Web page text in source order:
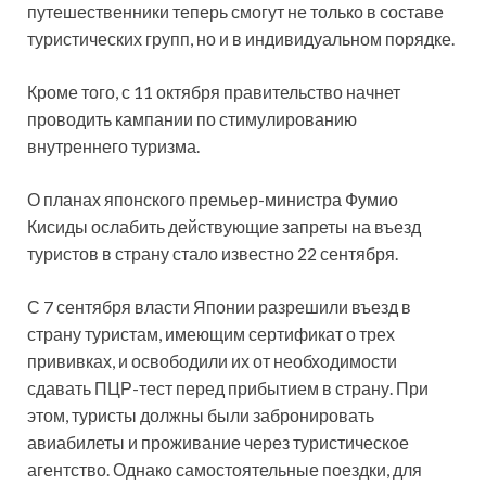
путешественники теперь смогут не только в составе
туристических групп, но и в индивидуальном порядке.
Кроме того, с 11 октября правительство начнет
проводить кампании по стимулированию
внутреннего туризма.
О планах японского премьер-министра Фумио
Кисиды ослабить действующие запреты на въезд
туристов в страну стало известно 22 сентября.
С 7 сентября власти Японии разрешили въезд в
страну туристам, имеющим сертификат о трех
прививках, и освободили их от необходимости
сдавать ПЦР-тест перед прибытием в страну. При
этом, туристы должны были забронировать
авиабилеты и проживание через туристическое
агентство. Однако самостоятельные поездки, для